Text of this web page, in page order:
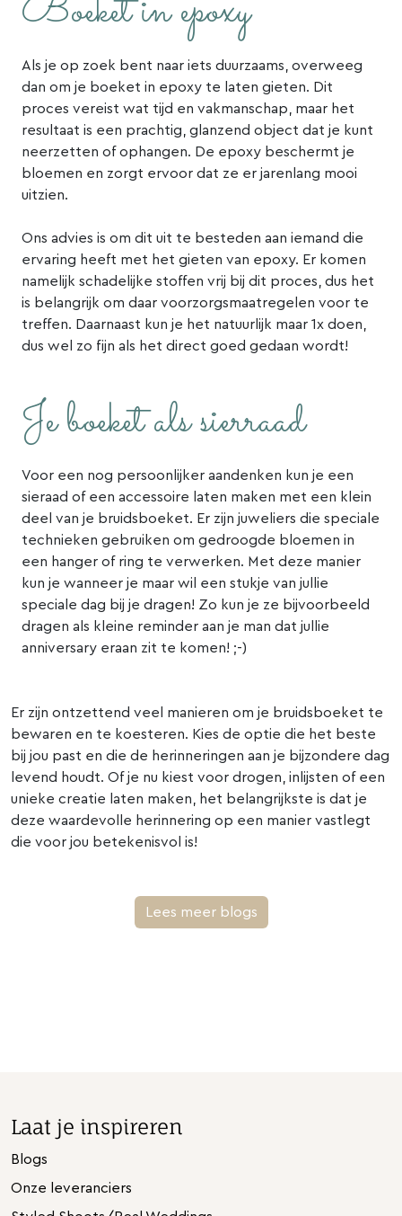
Als je op zoek bent naar iets duurzaams, overweeg
dan om je boeket in epoxy te laten gieten. Dit
proces vereist wat tijd en vakmanschap, maar het
resultaat is een prachtig, glanzend object dat je kunt
neerzetten of ophangen. De epoxy beschermt je
bloemen en zorgt ervoor dat ze er jarenlang mooi
uitzien.
Ons advies is om dit uit te besteden aan iemand die
ervaring heeft met het gieten van epoxy. Er komen
namelijk schadelijke stoffen vrij bij dit proces, dus het
is belangrijk om daar voorzorgsmaatregelen voor te
treffen. Daarnaast kun je het natuurlijk maar 1x doen,
dus wel zo fijn als het direct goed gedaan wordt!
Je boeket als sierraad
Voor een nog persoonlijker aandenken kun je een
sieraad of een accessoire laten maken met een klein
deel van je bruidsboeket. Er zijn juweliers die speciale
technieken gebruiken om gedroogde bloemen in
een hanger of ring te verwerken. Met deze manier
kun je wanneer je maar wil een stukje van jullie
speciale dag bij je dragen! Zo kun je ze bijvoorbeeld
dragen als kleine reminder aan je man dat jullie
anniversary eraan zit te komen! ;-)
Er zijn ontzettend veel manieren om je bruidsboeket te
bewaren en te koesteren. Kies de optie die het beste
bij jou past en die de herinneringen aan je bijzondere dag
levend houdt. Of je nu kiest voor drogen, inlijsten of een
unieke creatie laten maken, het belangrijkste is dat je
deze waardevolle herinnering op een manier vastlegt
die voor jou betekenisvol is!
Lees meer blogs
Laat je inspireren
Blogs
Onze leveranciers